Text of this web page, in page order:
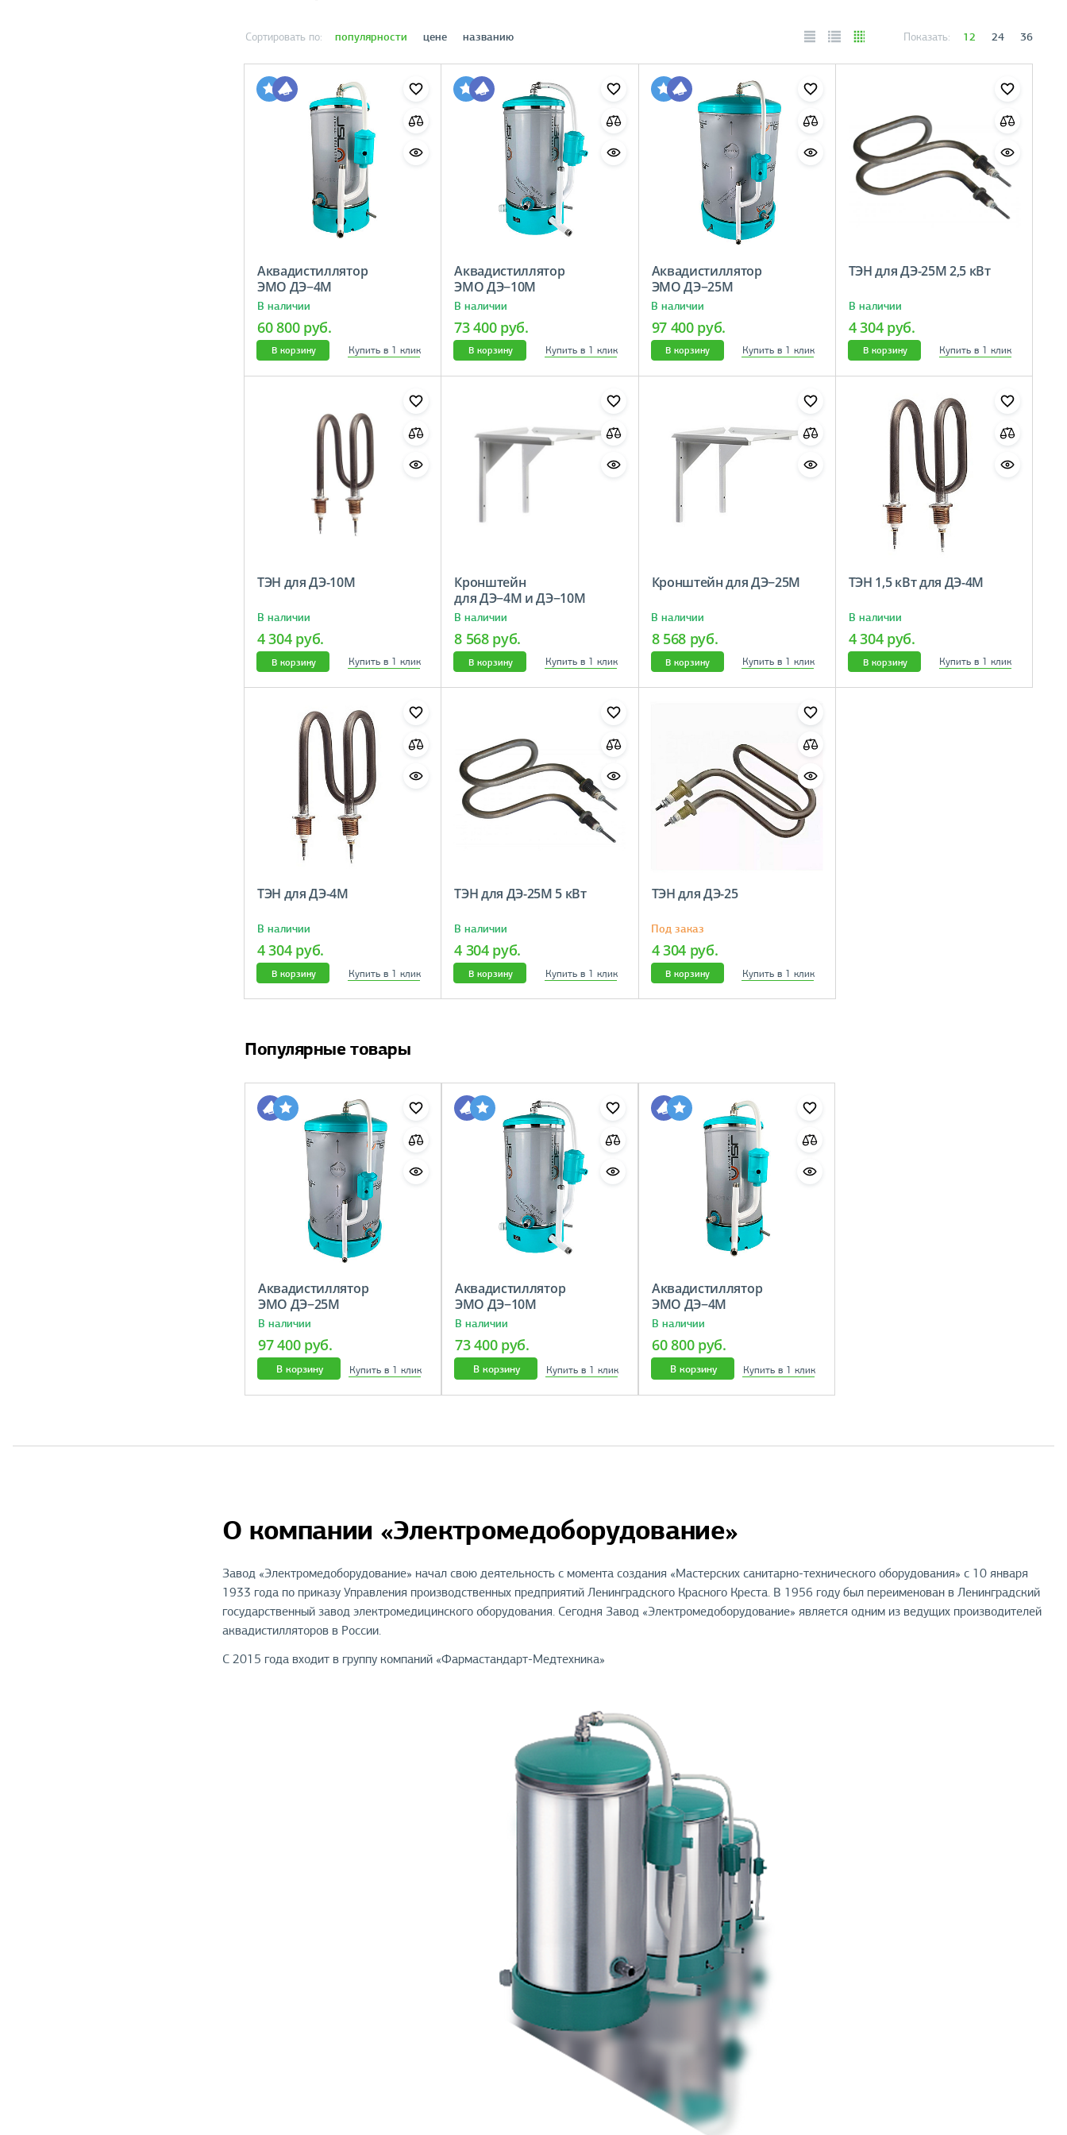
Сортировать по: популярности цене названию Показать: 12 24 36
Аквадистиллятор
ЭМО ДЭ−4М
В наличии
60 800 руб.
В корзину Купить в 1 клик
Аквадистиллятор
ЭМО ДЭ−10М
В наличии
73 400 руб.
В корзину Купить в 1 клик
Аквадистиллятор
ЭМО ДЭ−25М
В наличии
97 400 руб.
В корзину Купить в 1 клик
ТЭН для ДЭ-25М 2,5 кВт
В наличии
4 304 руб.
В корзину Купить в 1 клик
ТЭН для ДЭ-10М
В наличии
4 304 руб.
В корзину Купить в 1 клик
Кронштейн
для ДЭ−4М и ДЭ−10М
В наличии
8 568 руб.
В корзину Купить в 1 клик
Кронштейн для ДЭ−25М
В наличии
8 568 руб.
В корзину Купить в 1 клик
ТЭН 1,5 кВт для ДЭ-4М
В наличии
4 304 руб.
В корзину Купить в 1 клик
ТЭН для ДЭ-4М
В наличии
4 304 руб.
В корзину Купить в 1 клик
ТЭН для ДЭ-25М 5 кВт
В наличии
4 304 руб.
В корзину Купить в 1 клик
ТЭН для ДЭ-25
Под заказ
4 304 руб.
В корзину Купить в 1 клик
Популярные товары
Аквадистиллятор
ЭМО ДЭ−25М
В наличии
97 400 руб.
В корзину Купить в 1 клик
Аквадистиллятор
ЭМО ДЭ−10М
В наличии
73 400 руб.
В корзину Купить в 1 клик
Аквадистиллятор
ЭМО ДЭ−4М
В наличии
60 800 руб.
В корзину Купить в 1 клик
О компании «Электромедоборудование»
Завод «Электромедоборудование» начал свою деятельность с момента создания «Мастерских санитарно-технического оборудования» с 10 января
1933 года по приказу Управления производственных предприятий Ленинградского Красного Креста. В 1956 году был переименован в Ленинградский
государственный завод электромедицинского оборудования. Сегодня Завод «Электромедоборудование» является одним из ведущих производителей
аквадистилляторов в России.
С 2015 года входит в группу компаний «Фармастандарт-Медтехника»